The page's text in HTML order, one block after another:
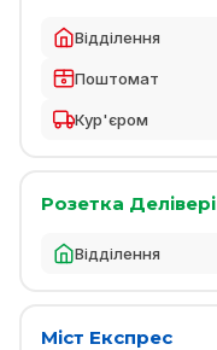
Відділення
Поштомат
Кур'єром
Розетка Делівері
Відділення
Міст Експрес